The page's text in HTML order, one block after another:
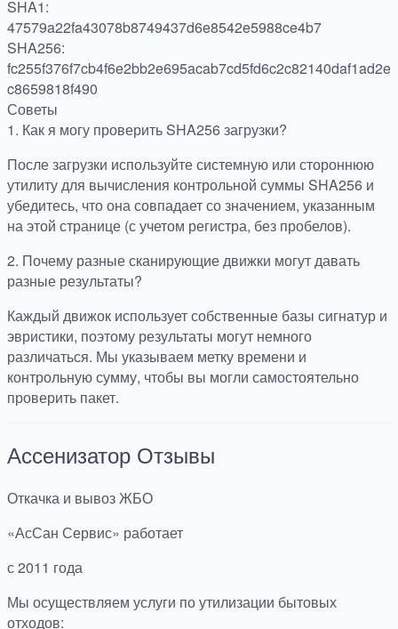
SHA1:
47579a22fa43078b8749437d6e8542e5988ce4b7
SHA256:
fc255f376f7cb4f6e2bb2e695acab7cd5fd6c2c82140daf1ad2e
c8659818f490
Советы
1. Как я могу проверить SHA256 загрузки?
После загрузки используйте системную или стороннюю
утилиту для вычисления контрольной суммы SHA256 и
убедитесь, что она совпадает со значением, указанным
на этой странице (с учетом регистра, без пробелов).
2. Почему разные сканирующие движки могут давать
разные результаты?
Каждый движок использует собственные базы сигнатур и
эвристики, поэтому результаты могут немного
различаться. Мы указываем метку времени и
контрольную сумму, чтобы вы могли самостоятельно
проверить пакет.
Ассенизатор Отзывы
Откачка и вывоз ЖБО
«АсСан Сервис» работает
с 2011 года
Мы осуществляем услуги по утилизации бытовых
отходов: